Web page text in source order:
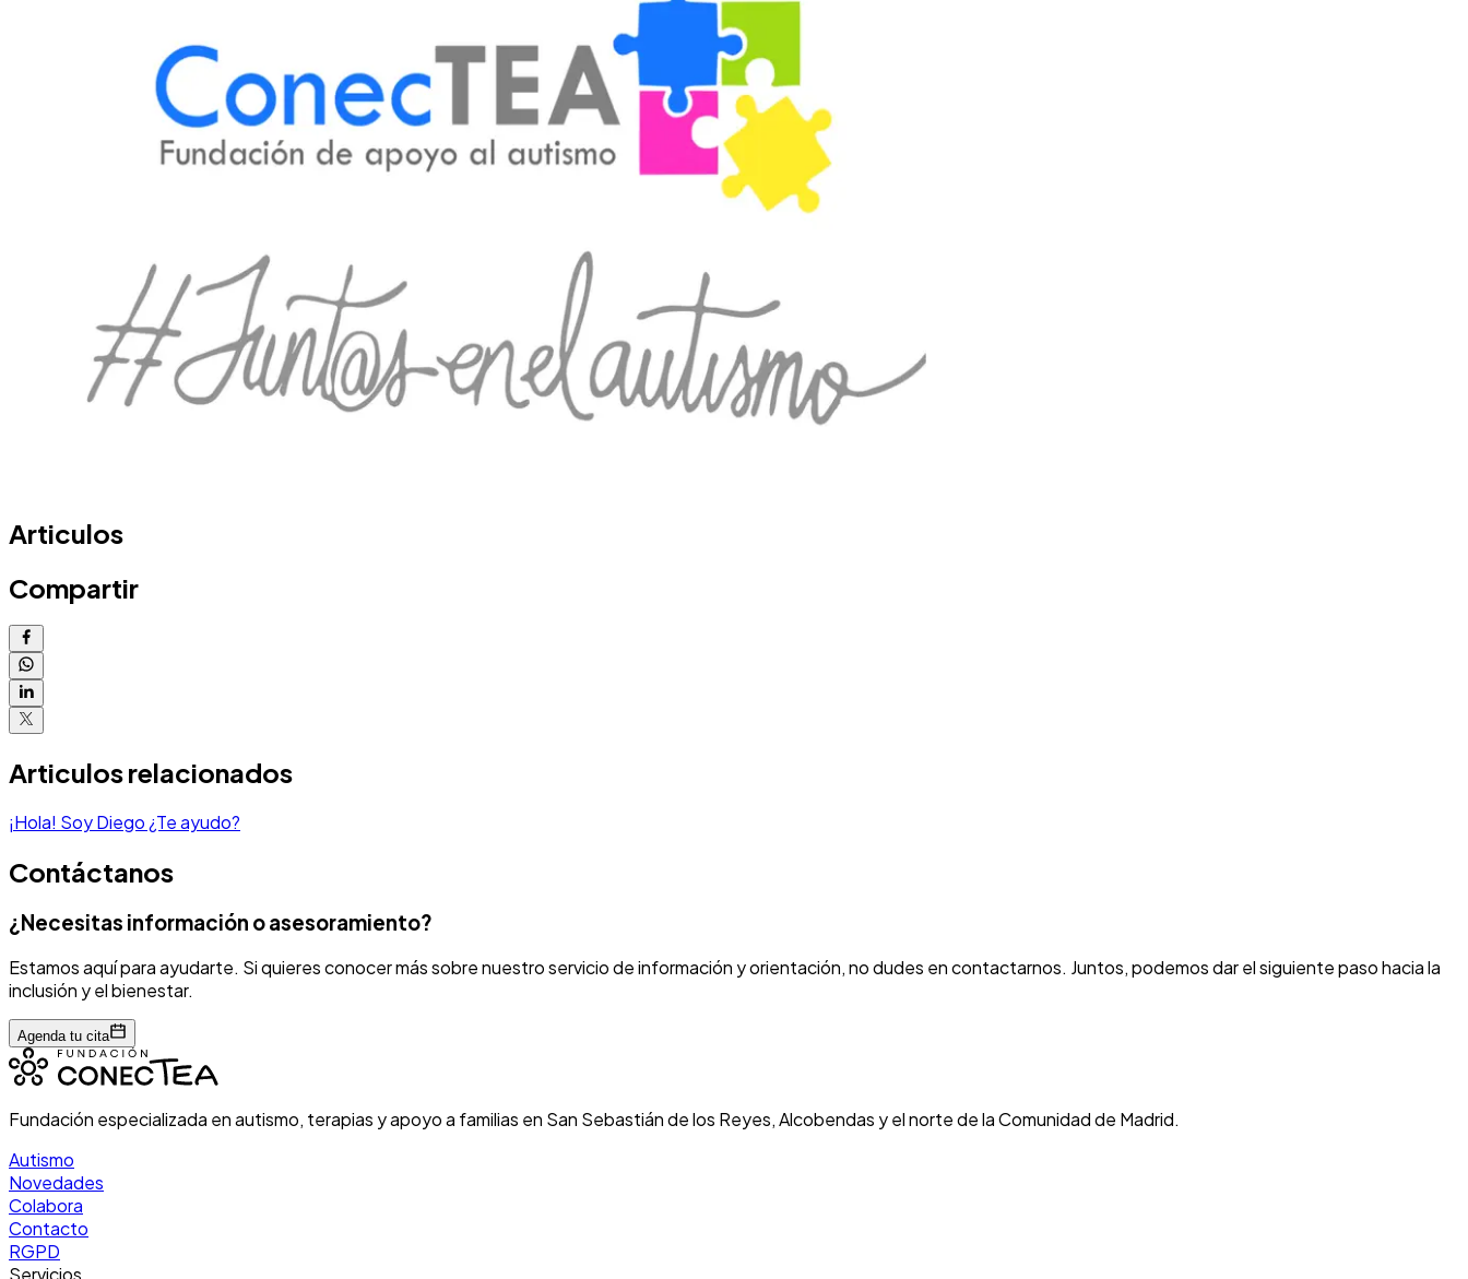
Articulos
Compartir
Articulos relacionados
¡Hola! Soy Diego ¿Te ayudo?
Contáctanos
¿Necesitas información o asesoramiento?
Estamos aquí para ayudarte. Si quieres conocer más sobre nuestro servicio de información y orientación, no dudes en contactarnos. Juntos, podemos dar el siguiente paso hacia la
inclusión y el bienestar.
Agenda tu cita
Fundación especializada en autismo, terapias y apoyo a familias en San Sebastián de los Reyes, Alcobendas y el norte de la Comunidad de Madrid.
Autismo
Novedades
Colabora
Contacto
RGPD
Servicios